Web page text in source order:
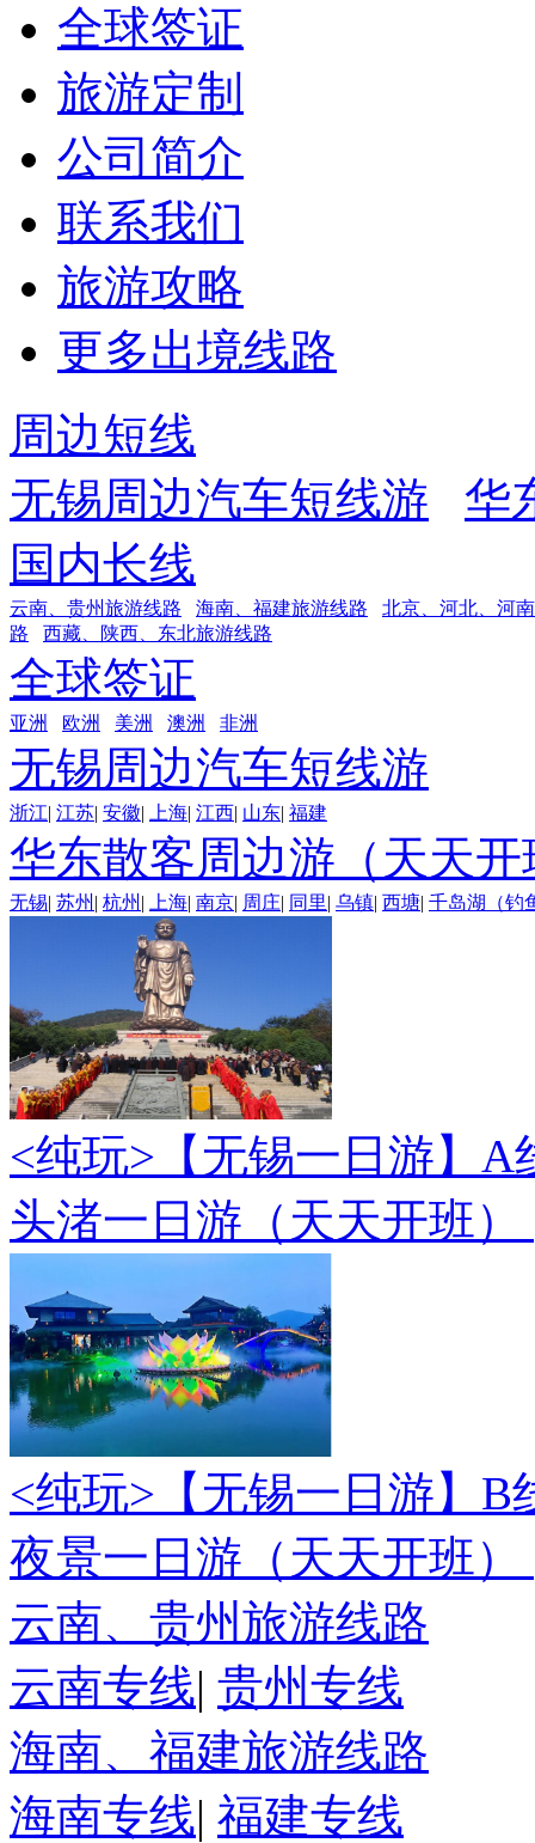
全球签证
旅游定制
公司简介
联系我们
旅游攻略
更多出境线路
周边短线
无锡周边汽车短线游
华
国内长线
云南、贵州旅游线路 海南、福建旅游线路
北京、河北、河
路
西藏、陕西、东北旅游线路
全球签证
亚洲 欧洲 美洲 澳洲 非洲
无锡周边汽车短线游
浙江| 江苏| 安徽| 上海| 江西| 山东| 福建
华东散客周边游（天天开
无锡| 苏州 | 杭州 | 上海| 南京| 周庄| 同里| 乌镇| 西塘| 千岛湖（钓
<纯玩> 【无锡一日游】
头渚一日游（天天开班）
<纯玩> 【无锡一日游】
夜景一日游（天天开班）
云南、贵州旅游线路
云南专线| 贵州专线
海南、福建旅游线路
海南专线| 福建专线